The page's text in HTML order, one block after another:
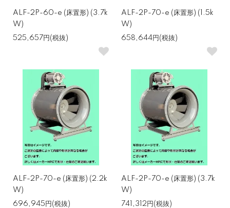
ALF-2P-60-e (床置形) (3.7k
W)
525,657円(税抜)
ALF-2P-70-e (床置形) (1.5k
W)
658,644円(税抜)
ALF-2P-70-e (床置形) (2.2k
W)
696,945円(税抜)
ALF-2P-70-e (床置形) (3.7k
W)
741,312円(税抜)